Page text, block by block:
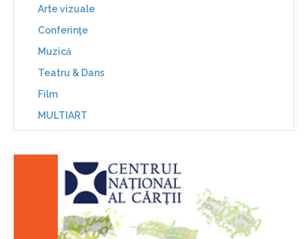
Arte vizuale
Conferinţe
Muzică
Teatru & Dans
Film
MULTIART